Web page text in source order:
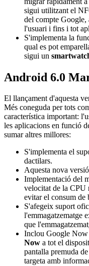
sigui utilitzant el
del compte Google,
l'usuari i fins i tot
S'implementa la
qual es pot
sigui un
Android 6.0
El llançament d'aquesta
Més coneguda per tots
característica important:
les aplicacions en funció
sumar altres millores:
S'implementa el
dactilars.
Aquesta nova
Implementació del
velocitat de la CPU
evitar el consum de
S'afegeix suport
l'emmagatzematge
que
Inclou Google Now
Now a tot el
pantalla premuda
targeta amb